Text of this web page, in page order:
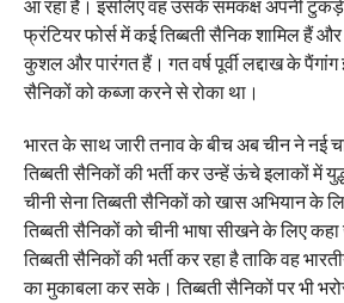
आ रहा है। इसलिए वह उसके समकक्ष अपनी टुकड़ी
फ्रंटियर फोर्स में कई तिब्बती सैनिक शामिल हैं और
कुशल और पारंगत हैं। गत वर्ष पूर्वी लद्दाख के पैंगांग
सैनिकों को कब्जा करने से रोका था।
भारत के साथ जारी तनाव के बीच अब चीन ने नई
तिब्बती सैनिकों की भर्ती कर उन्हें ऊंचे इलाकों में
चीनी सेना तिब्बती सैनिकों को खास अभियान के
तिब्बती सैनिकों को चीनी भाषा सीखने के लिए
तिब्बती सैनिकों की भर्ती कर रहा है ताकि वह
का मुकाबला कर सके। तिब्बती सैनिकों पर भी